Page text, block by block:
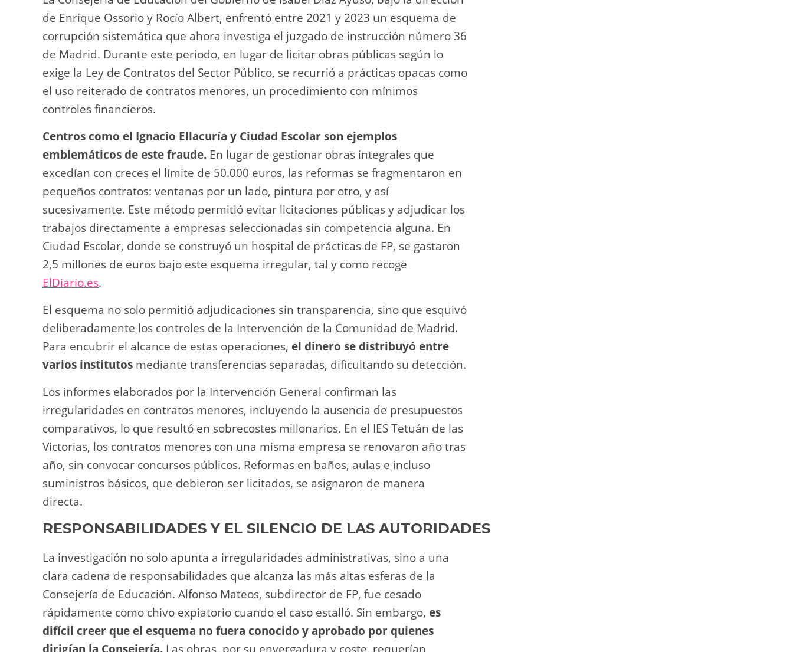
k
de Enrique Ossorio y Rocío Albert, enfrentó entre 2021 y 2023 un esquema de
corrupción sistemática que ahora investiga el juzgado de instrucción número 36
de Madrid. Durante este periodo, en lugar de licitar obras públicas según lo
exige la Ley de Contratos del Sector Público, se recurrió a prácticas opacas como
el uso reiterado de contratos menores, un procedimiento con mínimos
controles financieros.
Centros como el Ignacio Ellacuría y Ciudad Escolar son ejemplos
emblemáticos de este fraude. En lugar de gestionar obras integrales que
excedían con creces el límite de 50.000 euros, las reformas se fragmentaron en
pequeños contratos: ventanas por un lado, pintura por otro, y así
sucesivamente. Este método permitió evitar licitaciones públicas y adjudicar los
trabajos directamente a empresas seleccionadas sin competencia alguna. En
Ciudad Escolar, donde se construyó un hospital de prácticas de FP, se gastaron
2,5 millones de euros bajo este esquema irregular, tal y como recoge
ElDiario.es.
El esquema no solo permitió adjudicaciones sin transparencia, sino que esquivó
deliberadamente los controles de la Intervención de la Comunidad de Madrid.
Para encubrir el alcance de estas operaciones, el dinero se distribuyó entre
varios institutos mediante transferencias separadas, dificultando su detección.
Los informes elaborados por la Intervención General confirman las
irregularidades en contratos menores, incluyendo la ausencia de presupuestos
comparativos, lo que resultó en sobrecostes millonarios. En el IES Tetuán de las
Victorias, los contratos menores con una misma empresa se renovaron año tras
año, sin convocar concursos públicos. Reformas en baños, aulas e incluso
suministros básicos, que debieron ser licitados, se asignaron de manera
directa.
RESPONSABILIDADES Y EL SILENCIO DE LAS AUTORIDADES
La investigación no solo apunta a irregularidades administrativas, sino a una
clara cadena de responsabilidades que alcanza las más altas esferas de la
Consejería de Educación. Alfonso Mateos, subdirector de FP, fue cesado
rápidamente como chivo expiatorio cuando el caso estalló. Sin embargo, es
difícil creer que el esquema no fuera conocido y aprobado por quienes